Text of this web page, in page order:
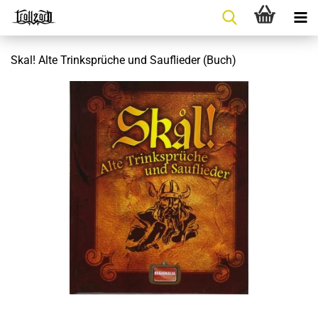
Skal! Alte Trinksprüche und Sauflieder (Buch)